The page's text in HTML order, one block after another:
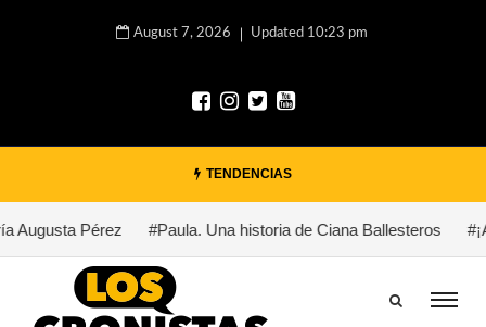
August 7, 2026 Updated 10:23 pm
TENDENCIAS
Augusta Pérez #Paula. Una historia de Ciana Ballesteros